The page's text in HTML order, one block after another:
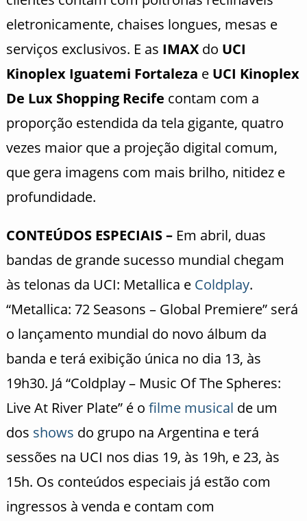
eletronicamente, chaises longues, mesas e
serviços exclusivos. E as IMAX do UCI
Kinoplex Iguatemi Fortaleza e UCI Kinoplex
De Lux Shopping Recife contam com a
proporção estendida da tela gigante, quatro
vezes maior que a projeção digital comum,
que gera imagens com mais brilho, nitidez e
profundidade.
CONTEÚDOS ESPECIAIS –Em abril, duas
bandas de grande sucesso mundial chegam
às telonas da UCI: Metallica e Coldplay.
“Metallica: 72 Seasons – Global Premiere” será
o lançamento mundial do novo álbum da
banda e terá exibição única no dia 13, às
19h30. Já “Coldplay – Music Of The Spheres:
Live At River Plate” é o filme musical de um
dos shows do grupo na Argentina e terá
sessões na UCI nos dias 19, às 19h, e 23, às
15h. Os conteúdos especiais já estão com
ingressos à venda e contam com